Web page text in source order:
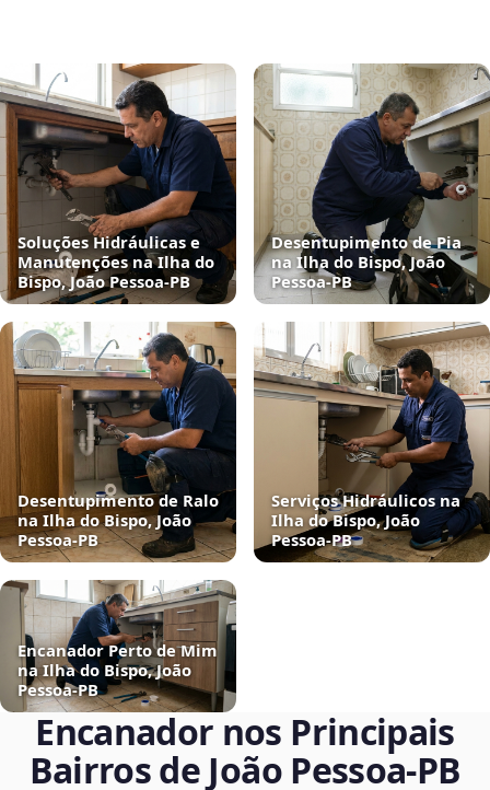
Soluções Hidráulicas e
Manutenções na Ilha do
Bispo, João Pessoa‑PB
Desentupimento de Pia
na Ilha do Bispo, João
Pessoa‑PB
Desentupimento de Ralo
na Ilha do Bispo, João
Pessoa‑PB
Serviços Hidráulicos na
Ilha do Bispo, João
Pessoa‑PB
Encanador Perto de Mim
na Ilha do Bispo, João
Pessoa‑PB
Encanador nos Principais
Bairros de João Pessoa‑PB